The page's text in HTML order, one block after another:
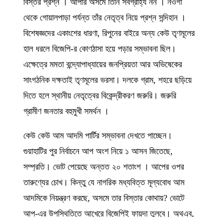
থেকে গোয়ালপাড়া পর্যন্ত তাঁর নেতৃত্ব নিয়ে প্রশ্ন সন্দিহান ।
বিশেষজ্ঞদের একাংশের ধারণা, রিপুনের বাইরে অন্য কেউ তৃণমূলের
হাল ধরলে বিজেপি-র কোণঠাসা হয়ে পড়ার সম্ভাবনা ছিল।
এক্ষেত্রে মমতা বন্দ্যোপাধ্যায়ের জনপ্রিয়তা আর অভিষেকের
সাংগঠনিক দক্ষতাই তৃণমূলের ভরসা। দলকে গ্রাম, শহরে ছড়িয়ে
দিতে হলে স্থানীয় নেতৃত্বের বিকেন্দ্রীকরণ জরুরি। জরুরি
গ্রামীণ জনতার বহুমুখী সমর্থন ।
কেউ কেউ আম আদমি পার্টির সম্ভাবনা দেখতে পাচ্ছেন।
গুয়াহাটির পুর নির্বাচনে আপ অংশ নিয়ে ১ আসন জিতেছে,
সম্প্রতি। ভোট পেয়েছে অন্তত ২০ শতাংশ । আপের ওপর
তারুণ্যের চোখ। কিন্তু যে নাগরিক মধ্যবিত্ত মূল্যবোধ আম
আদমিকে নিয়ন্ত্রণ করছে, অসমে তার বিস্তার কোথায়? ভোটে
আপ-এর উপস্থিতিতে আখেরে বিজেপিই ফায়দা তুলবে। অথএব,